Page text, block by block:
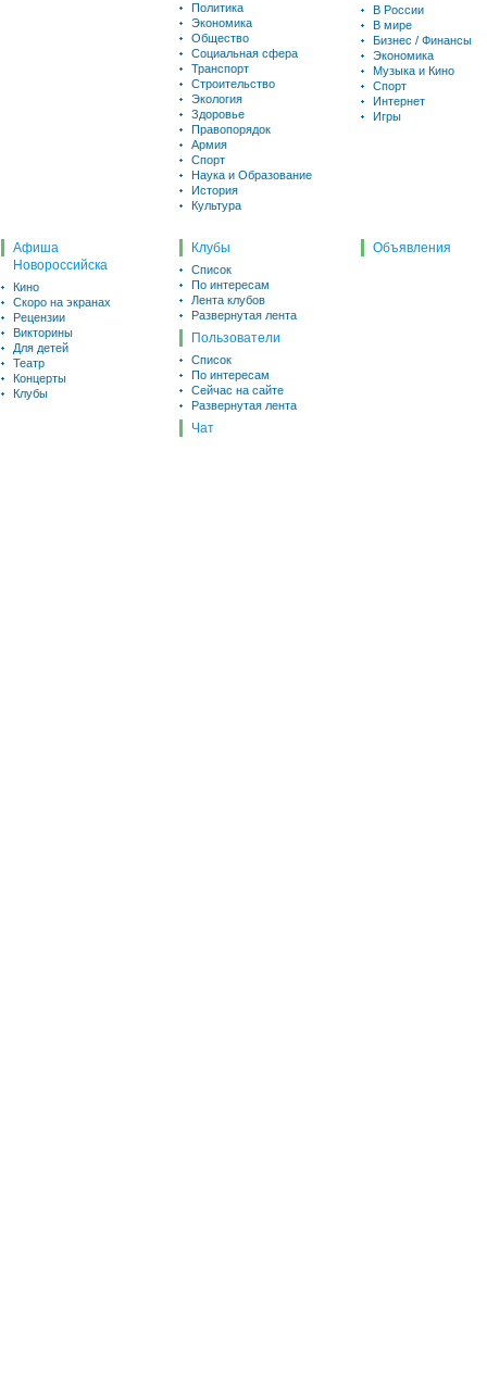
Политика
Экономика
Общество
Социальная сфера
Транспорт
Строительство
Экология
Здоровье
Правопорядок
Армия
Спорт
Наука и Образование
История
Культура
В России
В мире
Бизнес / Финансы
Экономика
Музыка и Кино
Спорт
Интернет
Игры
Афиша
Новороссийска
Кино
Скоро на экранах
Рецензии
Викторины
Для детей
Театр
Концерты
Клубы
Клубы
Список
По интересам
Лента клубов
Развернутая лента
Пользователи
Список
По интересам
Сейчас на сайте
Развернутая лента
Чат
Объявления